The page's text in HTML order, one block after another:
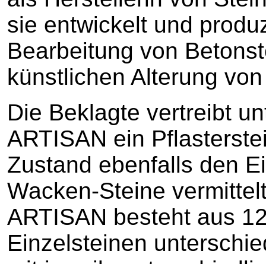
sie entwickelt und
Bearbeitung von
künstlichen Alterung
Die Beklagte vertreibt
ARTISAN ein
Zustand ebenfalls den
Wacken-Steine
ARTISAN besteht aus
Einzelsteinen